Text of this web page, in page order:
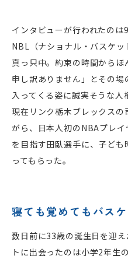
インタビューが行われたのは
NBL（ナショナル・バスケ
真っ只中。約束の時間から
申し訳ありません」とその
入ってくる姿に誠実そうな人
現在リンク栃木ブレックス
がら、日本人初のNBAプレ
を目指す田臥選手に、子ど
ってもらった。
寝ても覚めてもバス
数日前に33歳の誕生日を迎
トに出会ったのは小学2年生の